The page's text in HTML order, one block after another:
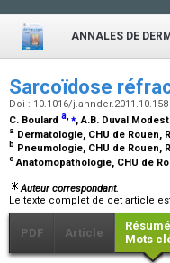
ANNALES DE
Sarcoïdose
Doi : 10.1016/j.annder.2011.10.158
C. Boulard a ⁎, A.B. Duval
a Dermatologie, CHU de Rouen,
b Pneumologie, CHU de Rouen,
c Anatomopathologie, CHU de
Auteur correspondant.
Le texte complet de cet article
PDF Article
Résumé
Mots